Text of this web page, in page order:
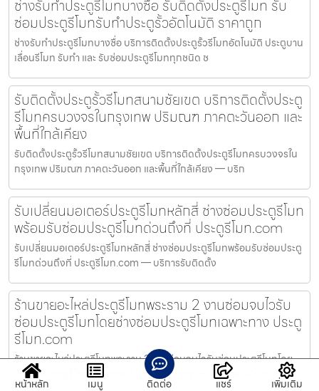
ช่างรับทำประตูรีโมทบางซื่อ รับติดตั้งประตูรีโมท รับ
ซ่อมประตูรีโมทรับทำประตูรั้วอัตโนมัติ ราคาถูก
ช่างรับทำประตูรีโมทบางซื่อ บริการติดตั้งประตูรั้วรีโมทอัตโนมัติ ประตูบาน
เลื่อนรีโมท รับทำ และ รับซ่อมประตูรีโมททุกชนิด ช
รับติดตั้งประตูรั้วรีโมทสนามชัยเขต บริการติดตั้งประตู
รีโมทครบวงจรในกรุงเทพ ปริมณฑ ภาคตะวันออก และ
พื้นที่ใกล้เคียง
รับติดตั้งประตูรั้วรีโมทสนามชัยเขต บริการติดตั้งประตูรีโมทครบวงจรใน
กรุงเทพ ปริมณฑ ภาคตะวันออก และพื้นที่ใกล้เคียง — บริก
รับเปลี่ยนมอเตอร์ประตูรีโมทหลักสี่ ช่างซ่อมประตูรีโมท
พร้อมรับซ่อมประตูรีโมทด่วนถึงที่ ประตูรีโมท.com
รับเปลี่ยนมอเตอร์ประตูรีโมทหลักสี่ ช่างซ่อมประตูรีโมทพร้อมรับซ่อมประตู
รีโมทด่วนถึงที่ ประตูรีโมท.com — บริการรับติดตั้ง
ร้านขายอะไหล่ประตูรีโมทพระราม 2 งานซ่อมจบไวรับ
ซ่อมประตูรีโมทโดยช่างซ่อมประตูรีโมทเฉพาะทาง ประตู
รีโมท.com
ร้านขายอะไหล่ประตูรีโมทพระราม 2 งานซ่อมจบไวรับซ่อมประตูรีโมทโดย
ช่างซ่อมประตูรีโมทเฉพาะทาง ประตูรีโมท.com — บริการรับติดต
หน้าหลัก เมนู ติดต่อ แชร์ เพิ่มเติม